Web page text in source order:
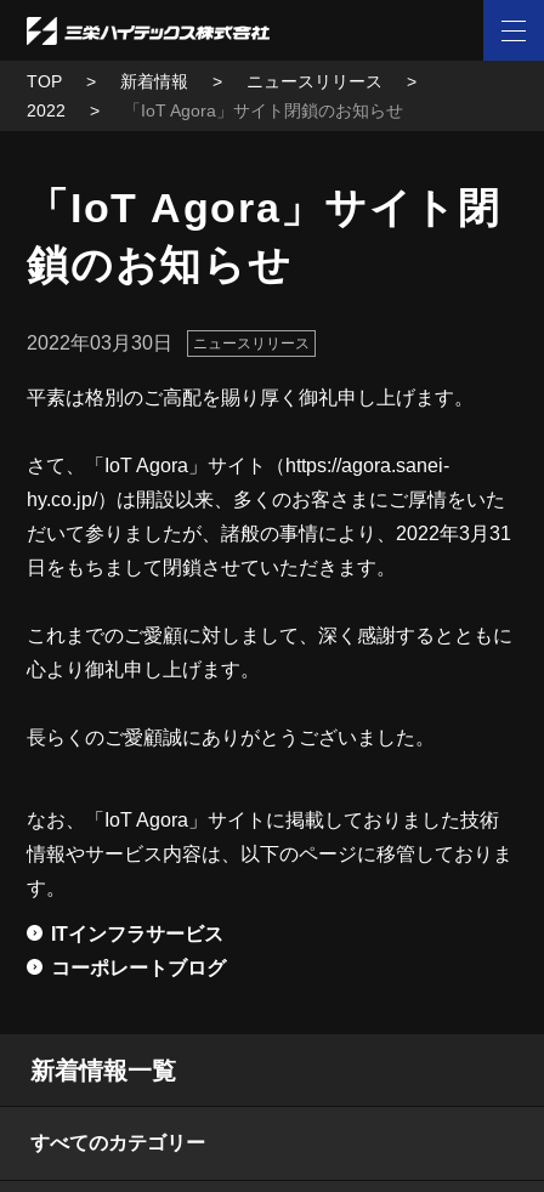
TOP 新着情報
ニュースリリース
2022
「IoT Agora」サイト閉鎖のお知らせ
「IoT Agora」サイト閉
鎖のお知らせ
2022年03月30日 ニュースリリース
平素は格別のご高配を賜り厚く御礼申し上げます。
さて、「IoT Agora」サイト（https://agora.sanei-
hy.co.jp/）は開設以来、多くのお客さまにご厚情をいた
だいて参りましたが、諸般の事情により、2022年3月31
日をもちまして閉鎖させていただきます。
これまでのご愛顧に対しまして、深く感謝するとともに
心より御礼申し上げます。
長らくのご愛顧誠にありがとうございました。
なお、「IoT Agora」サイトに掲載しておりました技術
情報やサービス内容は、以下のページに移管しておりま
す。
ITインフラサービス
コーポレートブログ
新着情報一覧
すべてのカテゴリー